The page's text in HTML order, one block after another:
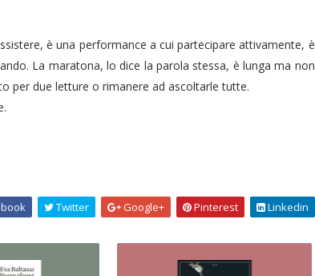
è una performance a cui partecipare attivamente, è
La maratona, lo dice la parola stessa, è lunga ma non
per due letture o rimanere ad ascoltarle tutte.
Twitter Google+ Pinterest Linkedin